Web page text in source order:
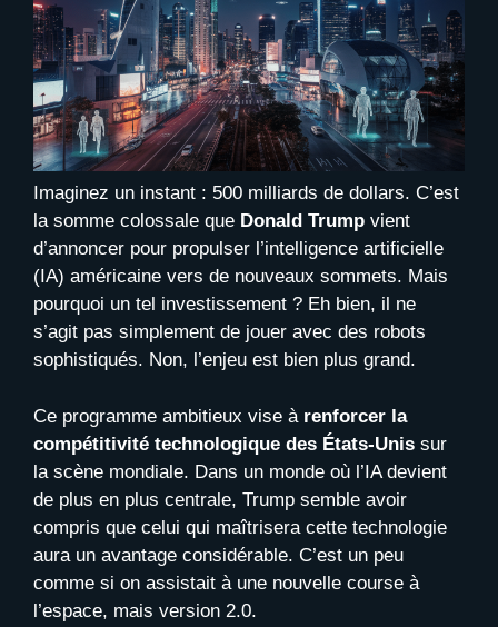
Imaginez un instant : 500 milliards de dollars. C’est
la somme colossale que Donald Trump vient
d’annoncer pour propulser l’intelligence artificielle
(IA) américaine vers de nouveaux sommets. Mais
pourquoi un tel investissement ? Eh bien, il ne
s’agit pas simplement de jouer avec des robots
sophistiqués. Non, l’enjeu est bien plus grand.
Ce programme ambitieux vise à renforcer la
compétitivité technologique des États-Unis sur
la scène mondiale. Dans un monde où l’IA devient
de plus en plus centrale, Trump semble avoir
compris que celui qui maîtrisera cette technologie
aura un avantage considérable. C’est un peu
comme si on assistait à une nouvelle course à
l’espace, mais version 2.0.